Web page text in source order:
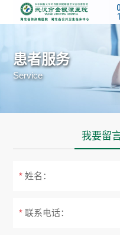
患者服务
Service
我要留
* 姓名：
* 联系电话：